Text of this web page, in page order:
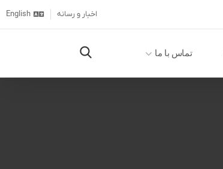
اخبار و رسانه English
تماس با ما